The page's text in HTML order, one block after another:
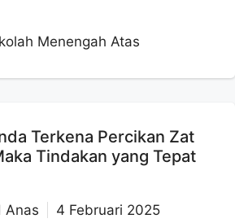
Menengah Atas
Terkena Percikan Zat
Tindakan yang Tepat
Anas 4 Februari 2025